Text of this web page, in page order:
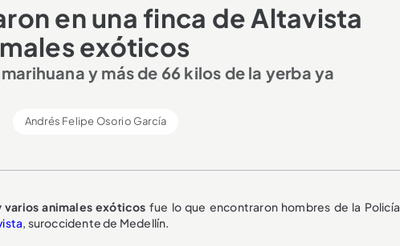
en una finca de Altavista
exóticos
y más de 66 kilos de la yerba ya
Andrés Felipe Osorio García
varios animales exóticos fue lo que encontraron hombres de la Policía
, suroccidente de Medellín.